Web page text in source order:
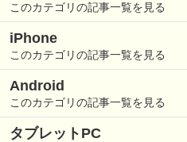
このカテゴリの記事一覧を見る
iPhone
このカテゴリの記事一覧を見る
Android
このカテゴリの記事一覧を見る
タブレットPC